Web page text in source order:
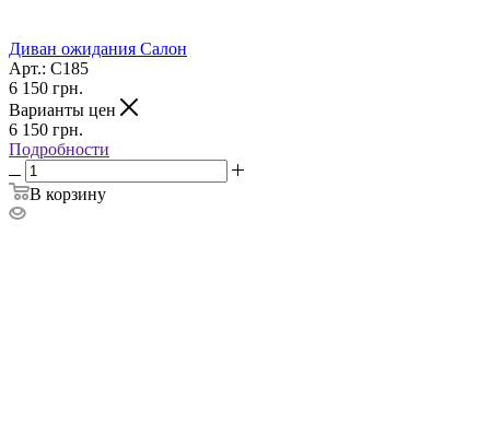
Диван ожидания Салон
Арт.: С185
6 150 грн.
Варианты цен
6 150 грн.
Подробности
В корзину